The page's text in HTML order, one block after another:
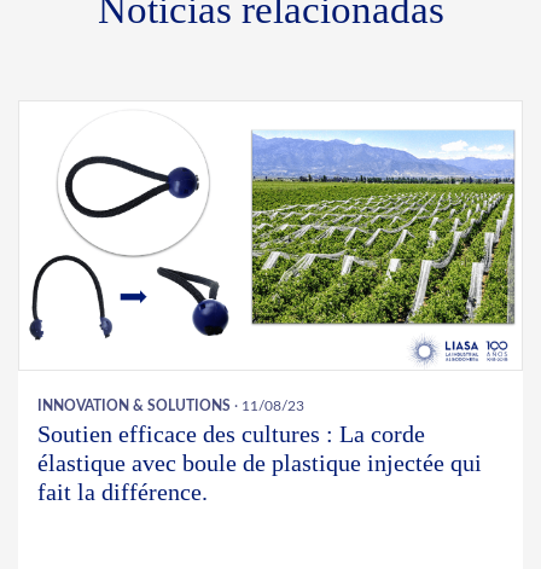
Noticias relacionadas
INNOVATION & SOLUTIONS · 11/08/23
Soutien efficace des cultures : La corde
élastique avec boule de plastique injectée qui
fait la différence.